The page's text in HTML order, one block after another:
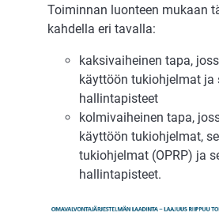
Toiminnan luonteen mukaan
kahdella eri tavalla:
kaksivaiheinen tapa,
käyttöön tukiohjelmat ja
hallintapisteet
kolmivaiheinen tapa,
käyttöön tukiohjelmat,
tukiohjelmat (OPRP) ja
hallintapisteet.